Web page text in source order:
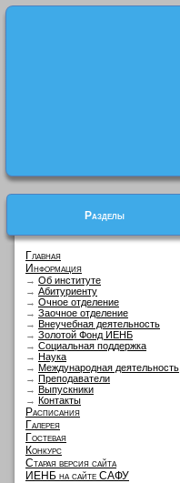
Разделы
Главная
Информация
→ Об институте
→ Абитуриенту
→ Очное отделение
→ Заочное отделение
→ Внеучебная деятельность
→ Золотой Фонд ИЕНБ
→ Социальная поддержка
→ Наука
→ Международная деятельность
→ Преподаватели
→ Выпускники
→ Контакты
Расписания
Галерея
Гостевая
Конкурс
Старая версия сайта
ИЕНБ на сайте САФУ